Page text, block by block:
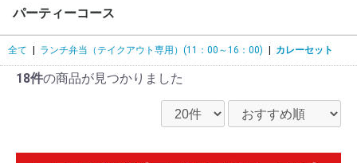
パーティーコース
全て ランチ弁当（テイクアウト専用）(11：00～16：00) カレーセット
18件の商品が見つかりました